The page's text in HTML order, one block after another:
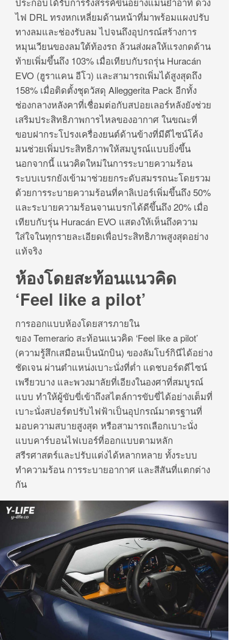
ไฟ DRL ทรงหกเหลี่ยมด้านหน้าที่มาพร้อมแผงปรับ
ทางลมและช่องรับลม ไปจนถึงอุปกรณ์สร้างการ
หมุนเวียนของลมใต้ท้องรถ ล้วนส่งผลให้แรงกดด้าน
ท้ายเพิ่มขึ้นถึง 103% เมื่อเทียบกับรถรุ่น Huracán
EVO (ฮูราแคน อีโว) และสามารถเพิ่มได้สูงสุดถึง
158% เมื่อติดตั้งชุดวัสดุ Alleggerita Pack อีกทั้ง
ช่องกลางหลังคาที่เชื่อมต่อกับสปอยเลอร์หลังยังช่วย
เสริมประสิทธิภาพการไหลของอากาศ ในขณะที่
ขอบฝากระโปรงเครื่องยนต์ด้านข้างที่มีดีไซน์โค้ง
มนช่วยเพิ่มประสิทธิภาพให้สมบูรณ์แบบยิ่งขึ้น
นอกจากนี้ แนวคิดใหม่ในการระบายความร้อน
ระบบเบรกยังเข้ามาช่วยยกระดับสมรรถนะโดยรวม
ด้วยการระบายความร้อนที่คาลิเปอร์เพิ่มขึ้นถึง 50%
และระบายความร้อนจานเบรกได้ดีขึ้นถึง 20% เมื่อ
เทียบกับรุ่น Huracán EVO แสดงให้เห็นถึงความ
ใส่ใจในทุกรายละเอียดเพื่อประสิทธิภาพสูงสุดอย่าง
แท้จริง
ห้องโดยสะท้อนแนวคิด
‘Feel like a pilot’
การออกแบบห้องโดยสารภายใน
ของ Temerario สะท้อนแนวคิด ‘Feel like a pilot’
(ความรู้สึกเสมือนเป็นนักบิน) ของลัมโบร์กินีได้อย่าง
ชัดเจน ผ่านตำแหน่งเบาะนั่งที่ต่ำ แดชบอร์ดดีไซน์
เพรียวบาง และพวงมาลัยที่เอียงในองศาที่สมบูรณ์
แบบ ทำให้ผู้ขับขี่เข้าถึงสไตล์การขับขี่ได้อย่างเต็มที่
เบาะนั่งสปอร์ตปรับไฟฟ้าเป็นอุปกรณ์มาตรฐานที่
มอบความสบายสูงสุด หรือสามารถเลือกเบาะนั่ง
แบบคาร์บอนไฟเบอร์ที่ออกแบบตามหลัก
สรีรศาสตร์และปรับแต่งได้หลากหลาย ทั้งระบบ
ทำความร้อน การระบายอากาศ และสีสันที่แตกต่าง
กัน